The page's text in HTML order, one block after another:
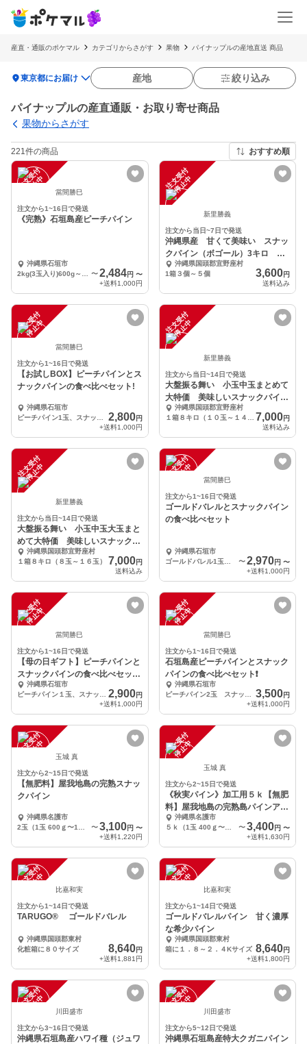
産直・通販のポケマル カテゴリからさがす 果物 パイナップルの産地直送 商品
location_on東京都にお届け 産地 絞り込み
パイナップルの産直通販・お取り寄せ商品
果物からさがす
221件の商品 おすすめ順
注
文
受
付
停
止
中 當間勝巳
注文から1~16日で発送
《完熟》石垣島産ピーチパイン
沖縄県石垣市
〜 2,484円 〜
+送料1,000円
注
文
受
付
停
止
中
新里勝義
注文から当日~7日で発送
沖縄県産 甘くて美味い スナッ
クパイン（ボゴール）3キロ パ
イナップル
沖縄県国頭郡宜野座村
1箱３個～５個
3,600円
送料込み
注
文
受
付
停
止
中
當間勝巳
注文から1~16日で発送
【お試しBOX】ピーチパインとス
ナックパインの食べ比べセット!
沖縄県石垣市
2,800円
+送料1,000円
注
文
受
付
停
止
中
新里勝義
注文から当日~14日で発送
大盤振る舞い 小玉中玉まとめて
大特価 美味しいスナックパイ
ン パイナップル
沖縄県国頭郡宜野座村
7,000円
送料込み
注
文
受
付
停
止
中
新里勝義
注文から当日~14日で発送
大盤振る舞い 小玉中玉大玉まと
めて大特価 美味しいスナックパ
イン パイナップル
沖縄県国頭郡宜野座村
１箱８キロ（８玉～１６玉）
7,000円
送料込み
注
文
受
付
停
止
中 當間勝巳
注文から1~16日で発送
ゴールドバレルとスナックパイン
の食べ比べセット
沖縄県石垣市
〜2,970円 〜
+送料1,000円
注
文
受
付
停
止
中
當間勝巳
注文から1~16日で発送
【母の日ギフト】ピーチパインと
スナックパインの食べ比べセット
❗
沖縄県石垣市
2,900円
+送料1,000円
注
文
受
付
停
止
中
當間勝巳
注文から1~16日で発送
石垣島産ピーチパインとスナック
パインの食べ比べセット❗
沖縄県石垣市
3,500円
+送料1,000円
注
文
受
付
停
止
中 玉城 真
注文から2~15日で発送
【無肥料】屋我地島の完熟スナッ
クパイン
沖縄県名護市
〜 3,100円 〜
+送料1,220円
注
文
受
付
停
止
中
玉城 真
注文から2~15日で発送
《秋実パイン》加工用５ｋ【無肥
料】屋我地島の完熟島パインアッ
プル沖縄県名護市
５ｋ（1玉 400ｇ〜１ｋ）
〜3,400円 〜
+送料1,630円
注
文
受
付
停
止
中 比嘉和実
注文から1~14日で発送
TARUGO® ゴールドバレル
沖縄県国頭郡東村
化粧箱に８０サイズ
8,640円
+送料1,881円
注
文
受
付
停
止
中 比嘉和実
注文から1~14日で発送
ゴールドバレルパイン 甘く濃厚
な希少パイン
沖縄県国頭郡東村
箱に１．８～２．４Kサイズ 8,640円
+送料1,800円
注
文
受
付
停
止
中 川田盛市
注文から3~16日で発送
沖縄県石垣島産ハワイ種（ジュワ
注
文
受
付
停
止
中 川田盛市
注文から5~12日で発送
沖縄県石垣島産特大クガニパイン